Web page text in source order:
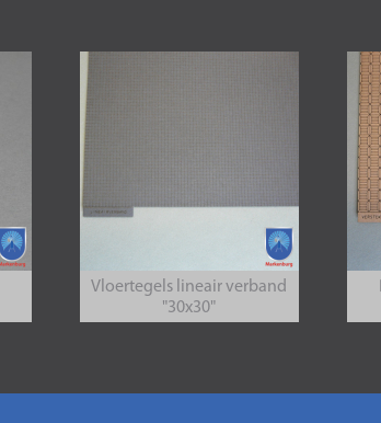
Vloertegels lineair verband
"30x30"